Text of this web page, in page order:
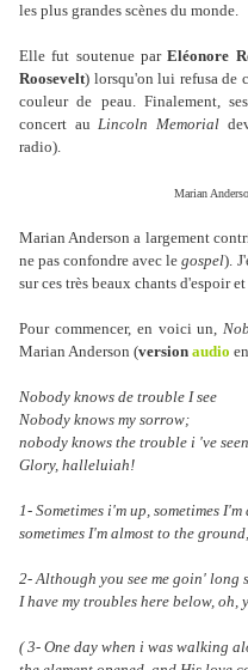
les plus grandes scènes du monde.
Elle fut soutenue parEléonore
Roosevelt) lorsqu'on lui refusa de
couleur de peau. Finalement,
concert auLincoln Memorial
radio).
Marian
Marian Anderson a largement
ne pas confondre avec legospel).
sur ces très beaux chants d'espoir
Pour commencer, en voici un,
Marian Anderson (version audio
Nobody knows de trouble I see
Nobody knows my sorrow;
nobody knows the trouble i 've
Glory, halleluiah!
1- Sometimes i'm up, sometimes
sometimes I'm almost to the
2- Although you see me goin' long
I have my troubles here below, oh,
( 3- One day when i was walking